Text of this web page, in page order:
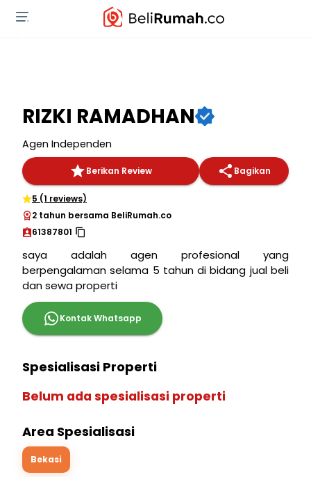
RIZKI RAMADHAN
Agen Independen
Berikan Review Bagikan
5 (1 reviews)
2 tahun bersama BeliRumah.co
61387801
saya adalah agen profesional yang
berpengalaman selama 5 tahun di bidang jual beli
dan sewa properti
Kontak Whatsapp
Spesialisasi Properti
Belum ada spesialisasi properti
Area Spesialisasi
Bekasi